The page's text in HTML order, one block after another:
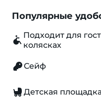
Популярные
Подходит для
колясках
Сейф
Детская